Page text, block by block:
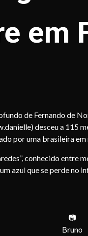
em
de Fernando de
desceu a 115
por uma brasileira
conhecido entre
azul que se perde no
📷
Bruno